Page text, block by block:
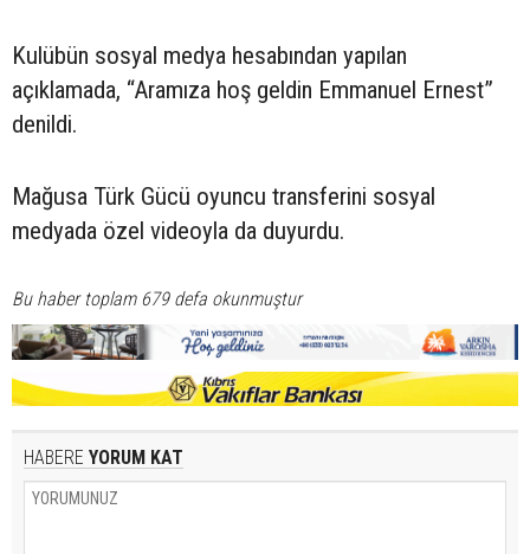
Kulübün sosyal medya hesabından yapılan
açıklamada, “Aramıza hoş geldin Emmanuel Ernest”
denildi.
Mağusa Türk Gücü oyuncu transferini sosyal
medyada özel videoyla da duyurdu.
Bu haber toplam 679 defa okunmuştur
HABERE YORUM KAT